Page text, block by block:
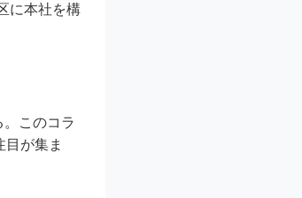
に本社を構
このコラ
が集ま